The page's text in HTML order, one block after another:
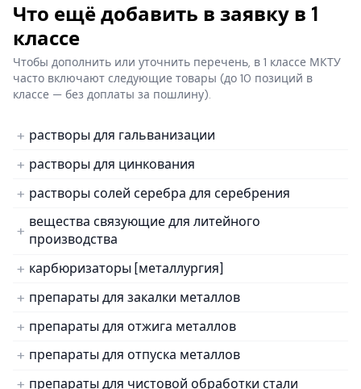
Что ещё добавить в заявку в 1
классе
Чтобы дополнить или уточнить перечень, в 1 классе МКТУ
часто включают следующие товары (до 10 позиций в
классе — без доплаты за пошлину).
растворы для гальванизации
растворы для цинкования
растворы солей серебра для серебрения
вещества связующие для литейного
производства
карбюризаторы [металлургия]
препараты для закалки металлов
препараты для отжига металлов
препараты для отпуска металлов
препараты для чистовой обработки стали